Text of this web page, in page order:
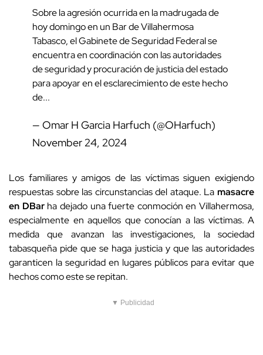
Sobre la agresión ocurrida en la madrugada de
hoy domingo en un Bar de Villahermosa
Tabasco, el Gabinete de Seguridad Federal se
encuentra en coordinación con las autoridades
de seguridad y procuración de justicia del estado
para apoyar en el esclarecimiento de este hecho
de...
— Omar H Garcia Harfuch (@OHarfuch)
November 24, 2024
Los familiares y amigos de las víctimas siguen exigiendo
respuestas sobre las circunstancias del ataque. La masacre
en DBar ha dejado una fuerte conmoción en Villahermosa,
especialmente en aquellos que conocían a las víctimas. A
medida que avanzan las investigaciones, la sociedad
tabasqueña pide que se haga justicia y que las autoridades
garanticen la seguridad en lugares públicos para evitar que
hechos como este se repitan.
▼ Publicidad